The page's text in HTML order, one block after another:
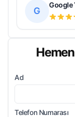
G
Google
Ad
Telefon Numarası